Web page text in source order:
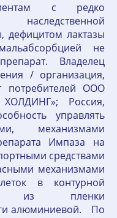
с редко
дефицитом лактазы
не
Владелец
/ организация,
потребителей ООО
Россия,
управлять
механизмами
Импаза на
средствами
механизмами
в контурной
из пленки
алюминиевой. По